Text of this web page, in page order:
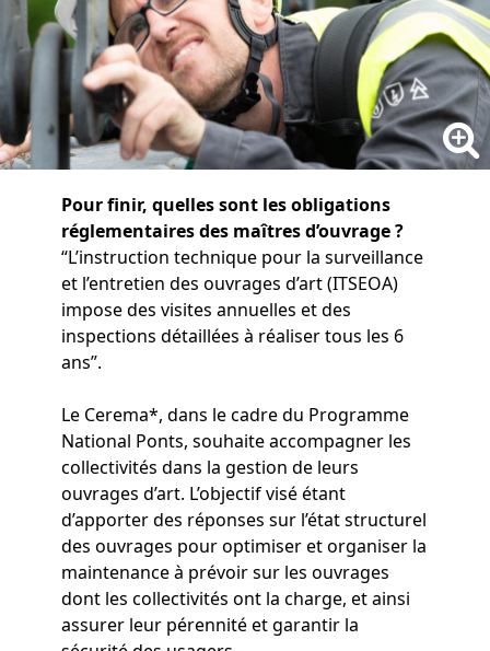
Pour finir, quelles sont les obligations
réglementaires des maîtres d’ouvrage ?
“L’instruction technique pour la surveillance
et l’entretien des ouvrages d’art (ITSEOA)
impose des visites annuelles et des
inspections détaillées à réaliser tous les 6
ans”.
Le Cerema*, dans le cadre du Programme
National Ponts, souhaite accompagner les
collectivités dans la gestion de leurs
ouvrages d’art. L’objectif visé étant
d’apporter des réponses sur l’état structurel
des ouvrages pour optimiser et organiser la
maintenance à prévoir sur les ouvrages
dont les collectivités ont la charge, et ainsi
assurer leur pérennité et garantir la